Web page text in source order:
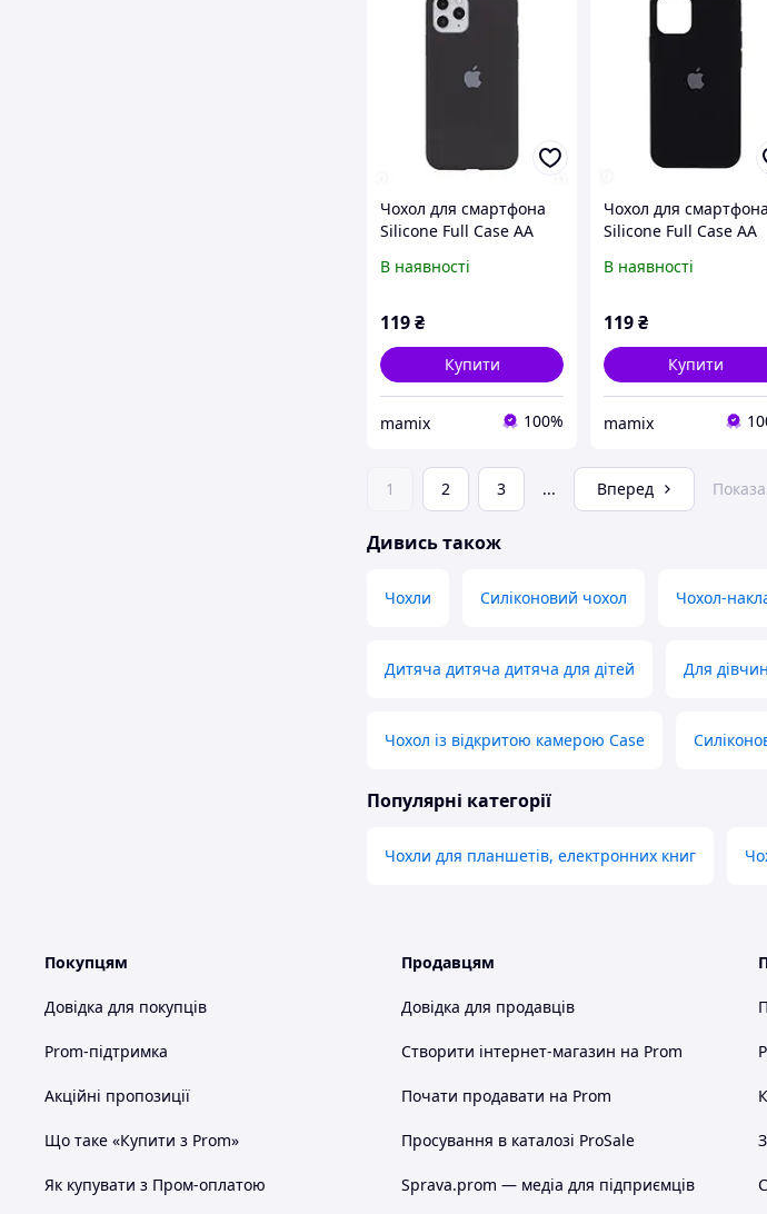
Чохол для смартфона
Silicone Full Case AA
iPhone 11 Pro Max кругл
В наявності
119₴
Купити
mamix 100%
Чохол для смартфона
Silicone Full Case AA
iPhone 13 Pro 14,Black
В наявності
119₴
Купити
mamix
1 2 3 ... Вперед
Дивись також
Чохли Силіконовий чохол Чохол-
Дитяча дитяча дитяча для дітей Для
Чохол із відкритою камерою Case
Популярні категорії
Чохли для планшетів, електронних книг
Покупцям
Довідка для покупців
Prom-підтримка
Акційні пропозиції
Що таке «Купити з Prom»
Як купувати з Пром-оплатою
Продавцям
Довідка для продавців
Створити інтернет-магазин на Prom
Почати продавати на Prom
Просування в каталозі ProSale
Sprava.prom — медіа для підприємців